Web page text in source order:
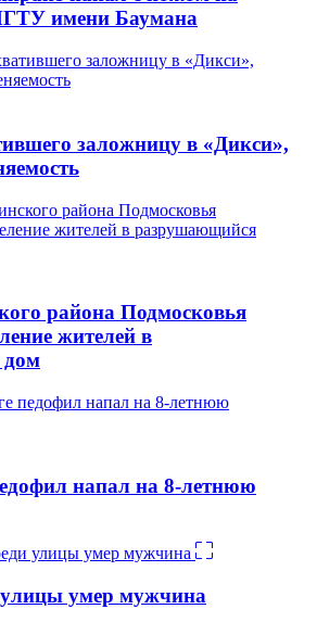
имени Баумана
заложницу в «Дикси»,
района Подмосковья
жителей в
напал на 8-летнюю
улицы умер мужчина